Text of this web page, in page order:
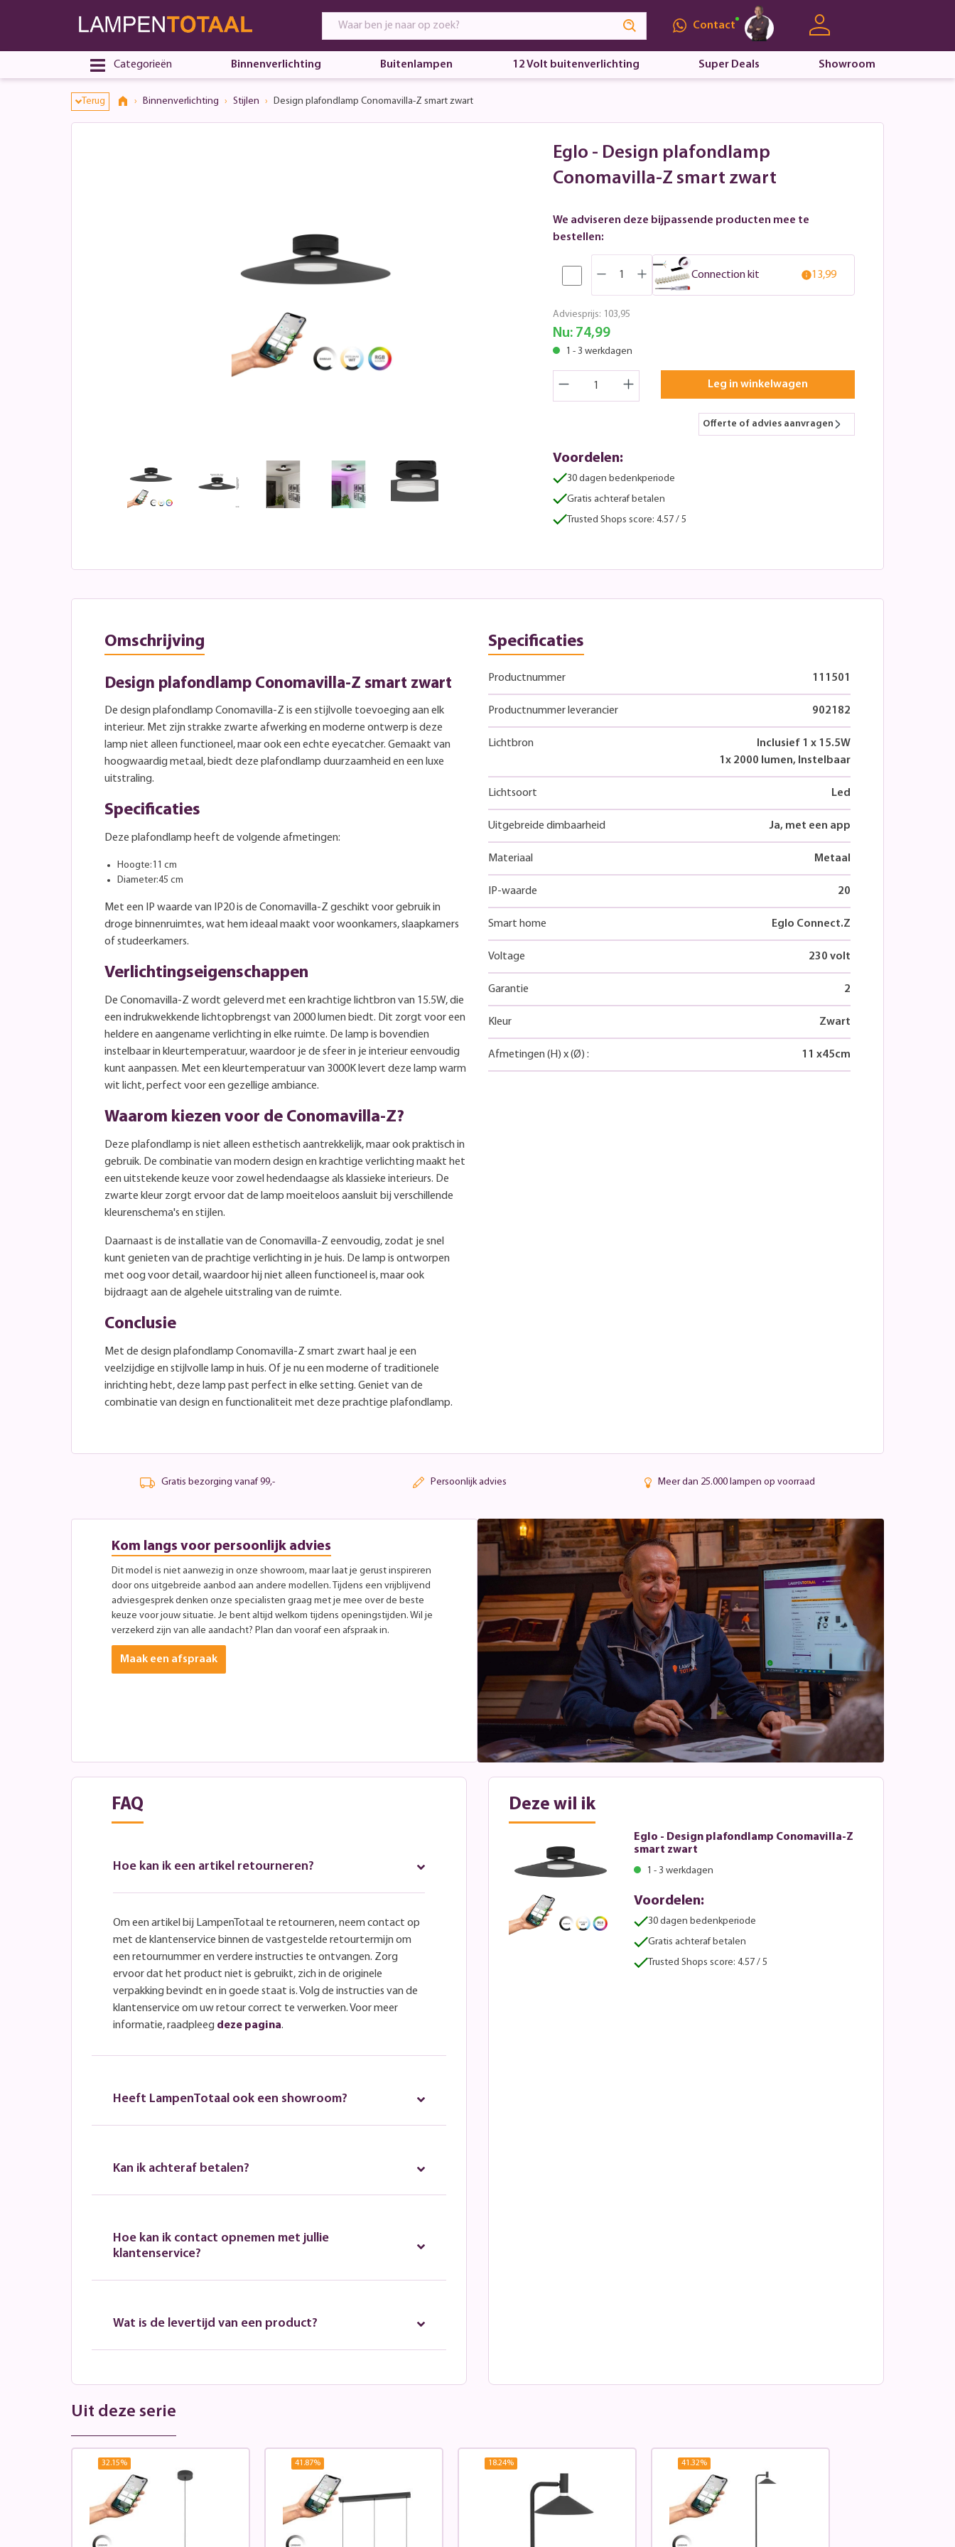
Contact
Categorieën Binnenverlichting Buitenlampen 12 Volt buitenverlichting Super Deals Showroom
Terug Binnenverlichting Stijlen Design plafondlamp Conomavilla-Z smart zwart
Eglo - Design plafondlamp
Conomavilla-Z smart zwart
We adviseren deze bijpassende producten mee te
bestellen:
Connection kit 13,99
Adviesprijs: 103,95
Nu: 74,99
1 - 3 werkdagen
Leg in winkelwagen
Offerte of advies aanvragen
Voordelen:
30 dagen bedenkperiode
Gratis achteraf betalen
Trusted Shops score: 4.57 / 5
Omschrijving
Design plafondlamp Conomavilla-Z smart zwart
De design plafondlamp Conomavilla-Z is een stijlvolle toevoeging aan elk
interieur. Met zijn strakke zwarte afwerking en moderne ontwerp is deze
lamp niet alleen functioneel, maar ook een echte eyecatcher. Gemaakt van
hoogwaardig metaal, biedt deze plafondlamp duurzaamheid en een luxe
uitstraling.
Specificaties
Deze plafondlamp heeft de volgende afmetingen:
Hoogte:11 cm
Diameter:45 cm
Met een IP waarde van IP20 is de Conomavilla-Z geschikt voor gebruik in
droge binnenruimtes, wat hem ideaal maakt voor woonkamers, slaapkamers
of studeerkamers.
Verlichtingseigenschappen
De Conomavilla-Z wordt geleverd met een krachtige lichtbron van 15.5W, die
een indrukwekkende lichtopbrengst van 2000 lumen biedt. Dit zorgt voor een
heldere en aangename verlichting in elke ruimte. De lamp is bovendien
instelbaar in kleurtemperatuur, waardoor je de sfeer in je interieur eenvoudig
kunt aanpassen. Met een kleurtemperatuur van 3000K levert deze lamp warm
wit licht, perfect voor een gezellige ambiance.
Waarom kiezen voor de Conomavilla-Z?
Deze plafondlamp is niet alleen esthetisch aantrekkelijk, maar ook praktisch in
gebruik. De combinatie van modern design en krachtige verlichting maakt het
een uitstekende keuze voor zowel hedendaagse als klassieke interieurs. De
zwarte kleur zorgt ervoor dat de lamp moeiteloos aansluit bij verschillende
kleurenschema's en stijlen.
Daarnaast is de installatie van de Conomavilla-Z eenvoudig, zodat je snel
kunt genieten van de prachtige verlichting in je huis. De lamp is ontworpen
met oog voor detail, waardoor hij niet alleen functioneel is, maar ook
bijdraagt aan de algehele uitstraling van de ruimte.
Conclusie
Met de design plafondlamp Conomavilla-Z smart zwart haal je een
veelzijdige en stijlvolle lamp in huis. Of je nu een moderne of traditionele
inrichting hebt, deze lamp past perfect in elke setting. Geniet van de
combinatie van design en functionaliteit met deze prachtige plafondlamp.
Specificaties
Productnummer 111501
Productnummer leverancier 902182
Lichtbron
Inclusief 1 x 15.5W
1x 2000 lumen, Instelbaar
Lichtsoort Led
Uitgebreide dimbaarheid Ja, met een app
Materiaal Metaal
IP-waarde 20
Smart home Eglo Connect.Z
Voltage 230 volt
Garantie 2
Kleur Zwart
Afmetingen (H) x(Ø) : 11 x45cm
Gratis bezorging vanaf 99,- Persoonlijk advies Meer dan 25.000 lampen op voorraad
Kom langs voor persoonlijk advies
Dit model is niet aanwezig in onze showroom, maar laat je gerust inspireren
door ons uitgebreide aanbod aan andere modellen. Tijdens een vrijblijvend
adviesgesprek denken onze specialisten graag met je mee over de beste
keuze voor jouw situatie. Je bent altijd welkom tijdens openingstijden. Wil je
verzekerd zijn van alle aandacht? Plan dan vooraf een afspraak in.
Maak een afspraak
FAQ
Hoe kan ik een artikel retourneren?
Om een artikel bij LampenTotaal te retourneren, neem contact op
met de klantenservice binnen de vastgestelde retourtermijn om
een retournummer en verdere instructies te ontvangen. Zorg
ervoor dat het product niet is gebruikt, zich in de originele
verpakking bevindt en in goede staat is. Volg de instructies van de
klantenservice om uw retour correct te verwerken. Voor meer
informatie, raadpleeg deze pagina.
Heeft LampenTotaal ook een showroom?
Kan ik achteraf betalen?
Hoe kan ik contact opnemen met jullie
klantenservice?
Wat is de levertijd van een product?
Deze wil ik
Eglo - Design plafondlamp Conomavilla-Z
smart zwart
1 - 3 werkdagen
Voordelen:
30 dagen bedenkperiode
Gratis achteraf betalen
Trusted Shops score: 4.57 / 5
Uit deze serie
32.15% 41.87% 18.24% 41.32%